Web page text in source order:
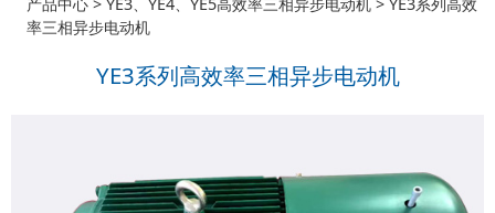
YE3系列高效率三相异
步电动机
率三相异步电动机
YE3系列高效率三相异步电动机